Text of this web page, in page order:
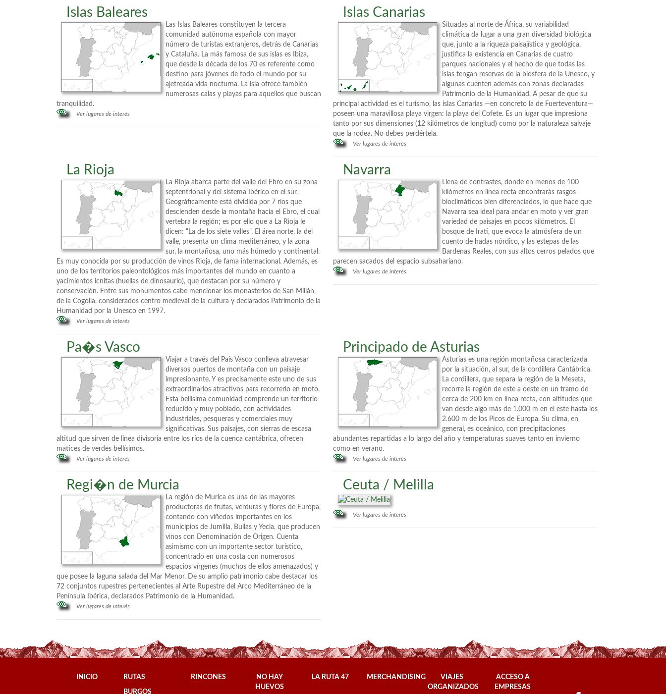
Islas Baleares
Las Islas Baleares constituyen la tercera
comunidad autónoma española con mayor
número de turistas extranjeros, detrás de Canarias
y Cataluña. La más famosa de sus islas es Ibiza,
que desde la década de los 70 es referente como
destino para jóvenes de todo el mundo por su
ajetreada vida nocturna. La isla ofrece también
numerosas calas y playas para aquellos que buscan
tranquilidad.
Ver lugares de interés
Islas Canarias
Situadas al norte de África, su variabilidad
climática da lugar a una gran diversidad biológica
que, junto a la riqueza paisajística y geológica,
justifica la existencia en Canarias de cuatro
parques nacionales y el hecho de que todas las
islas tengan reservas de la biosfera de la Unesco, y
algunas cuenten además con zonas declaradas
Patrimonio de la Humanidad. A pesar de que su
principal actividad es el turismo, las islas Canarias —en concreto la de Fuerteventura—
poseen una maravillosa playa virgen: la playa del Cofete. Es un lugar que impresiona
tanto por sus dimensiones (12 kilómetros de longitud) como por la naturaleza salvaje
que la rodea. No debes perdértela.
Ver lugares de interés
La Rioja
La Rioja abarca parte del valle del Ebro en su zona
septentrional y del sistema Ibérico en el sur.
Geográficamente está dividida por 7 ríos que
descienden desde la montaña hacia el Ebro, el cual
vertebra la región; es por ello que a La Rioja le
dicen: “La de los siete valles”. El área norte, la del
valle, presenta un clima mediterráneo, y la zona
sur, la montañosa, uno más húmedo y continental.
Es muy conocida por su producción de vinos Rioja, de fama internacional. Además, es
uno de los territorios paleontológicos más importantes del mundo en cuanto a
yacimientos icnitas (huellas de dinosaurio), que destacan por su número y
conservación. Entre sus monumentos cabe mencionar los monasterios de San Millán
de la Cogolla, considerados centro medieval de la cultura y declarados Patrimonio de la
Humanidad por la Unesco en 1997.
Ver lugares de interés
Navarra
Llena de contrastes, donde en menos de 100
kilómetros en línea recta encontrarás rasgos
bioclimáticos bien diferenciados, lo que hace que
Navarra sea ideal para andar en moto y ver gran
variedad de paisajes en pocos kilómetros. El
bosque de Irati, que evoca la atmósfera de un
cuento de hadas nórdico, y las estepas de las
Bardenas Reales, con sus altos cerros pelados que
parecen sacados del espacio subsahariano.
Ver lugares de interés
Pa�s Vasco
Viajar a través del País Vasco conlleva atravesar
diversos puertos de montaña con un paisaje
impresionante. Y es precisamente este uno de sus
extraordinarios atractivos para recorrerlo en moto.
Esta bellísima comunidad comprende un territorio
reducido y muy poblado, con actividades
industriales, pesqueras y comerciales muy
significativas. Sus paisajes, con sierras de escasa
altitud que sirven de línea divisoria entre los ríos de la cuenca cantábrica, ofrecen
matices de verdes bellísimos.
Ver lugares de interés
Principado de Asturias
Asturias es una región montañosa caracterizada
por la situación, al sur, de la cordillera Cantábrica.
La cordillera, que separa la región de la Meseta,
recorre la región de este a oeste en un tramo de
cerca de 200 km en línea recta, con altitudes que
van desde algo más de 1.000 m en el este hasta los
2.600 m de los Picos de Europa. Su clima, en
general, es oceánico, con precipitaciones
abundantes repartidas a lo largo del año y temperaturas suaves tanto en invierno
como en verano.
Ver lugares de interés
Regi�n de Murcia
La región de Murica es una de las mayores
productoras de frutas, verduras y flores de Europa,
contando con viñedos importantes en los
municipios de Jumilla, Bullas y Yecla, que producen
vinos con Denominación de Origen. Cuenta
asimismo con un importante sector turístico,
concentrado en una costa con numerosos
espacios vírgenes (muchos de ellos amenazados) y
que posee la laguna salada del Mar Menor. De su amplio patrimonio cabe destacar los
72 conjuntos rupestres pertenecientes al Arte Rupestre del Arco Mediterráneo de la
Península Ibérica, declarados Patrimonio de la Humanidad.
Ver lugares de interés
Ceuta / Melilla
Ver lugares de interés
INICIO RUTAS
BURGOS
RINCONES
NO HAY
HUEVOS
LA RUTA 47 MERCHANDISING
VIAJES
ORGANIZADOS
ACCESO A
EMPRESAS